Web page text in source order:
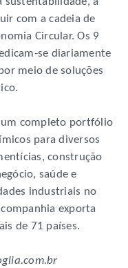
com a cadeia de
Circular. Os 9
se diariamente
meio de soluções
um completo portfólio
para diversos
construção
saúde e
industriais no
exporta
de 71 países.